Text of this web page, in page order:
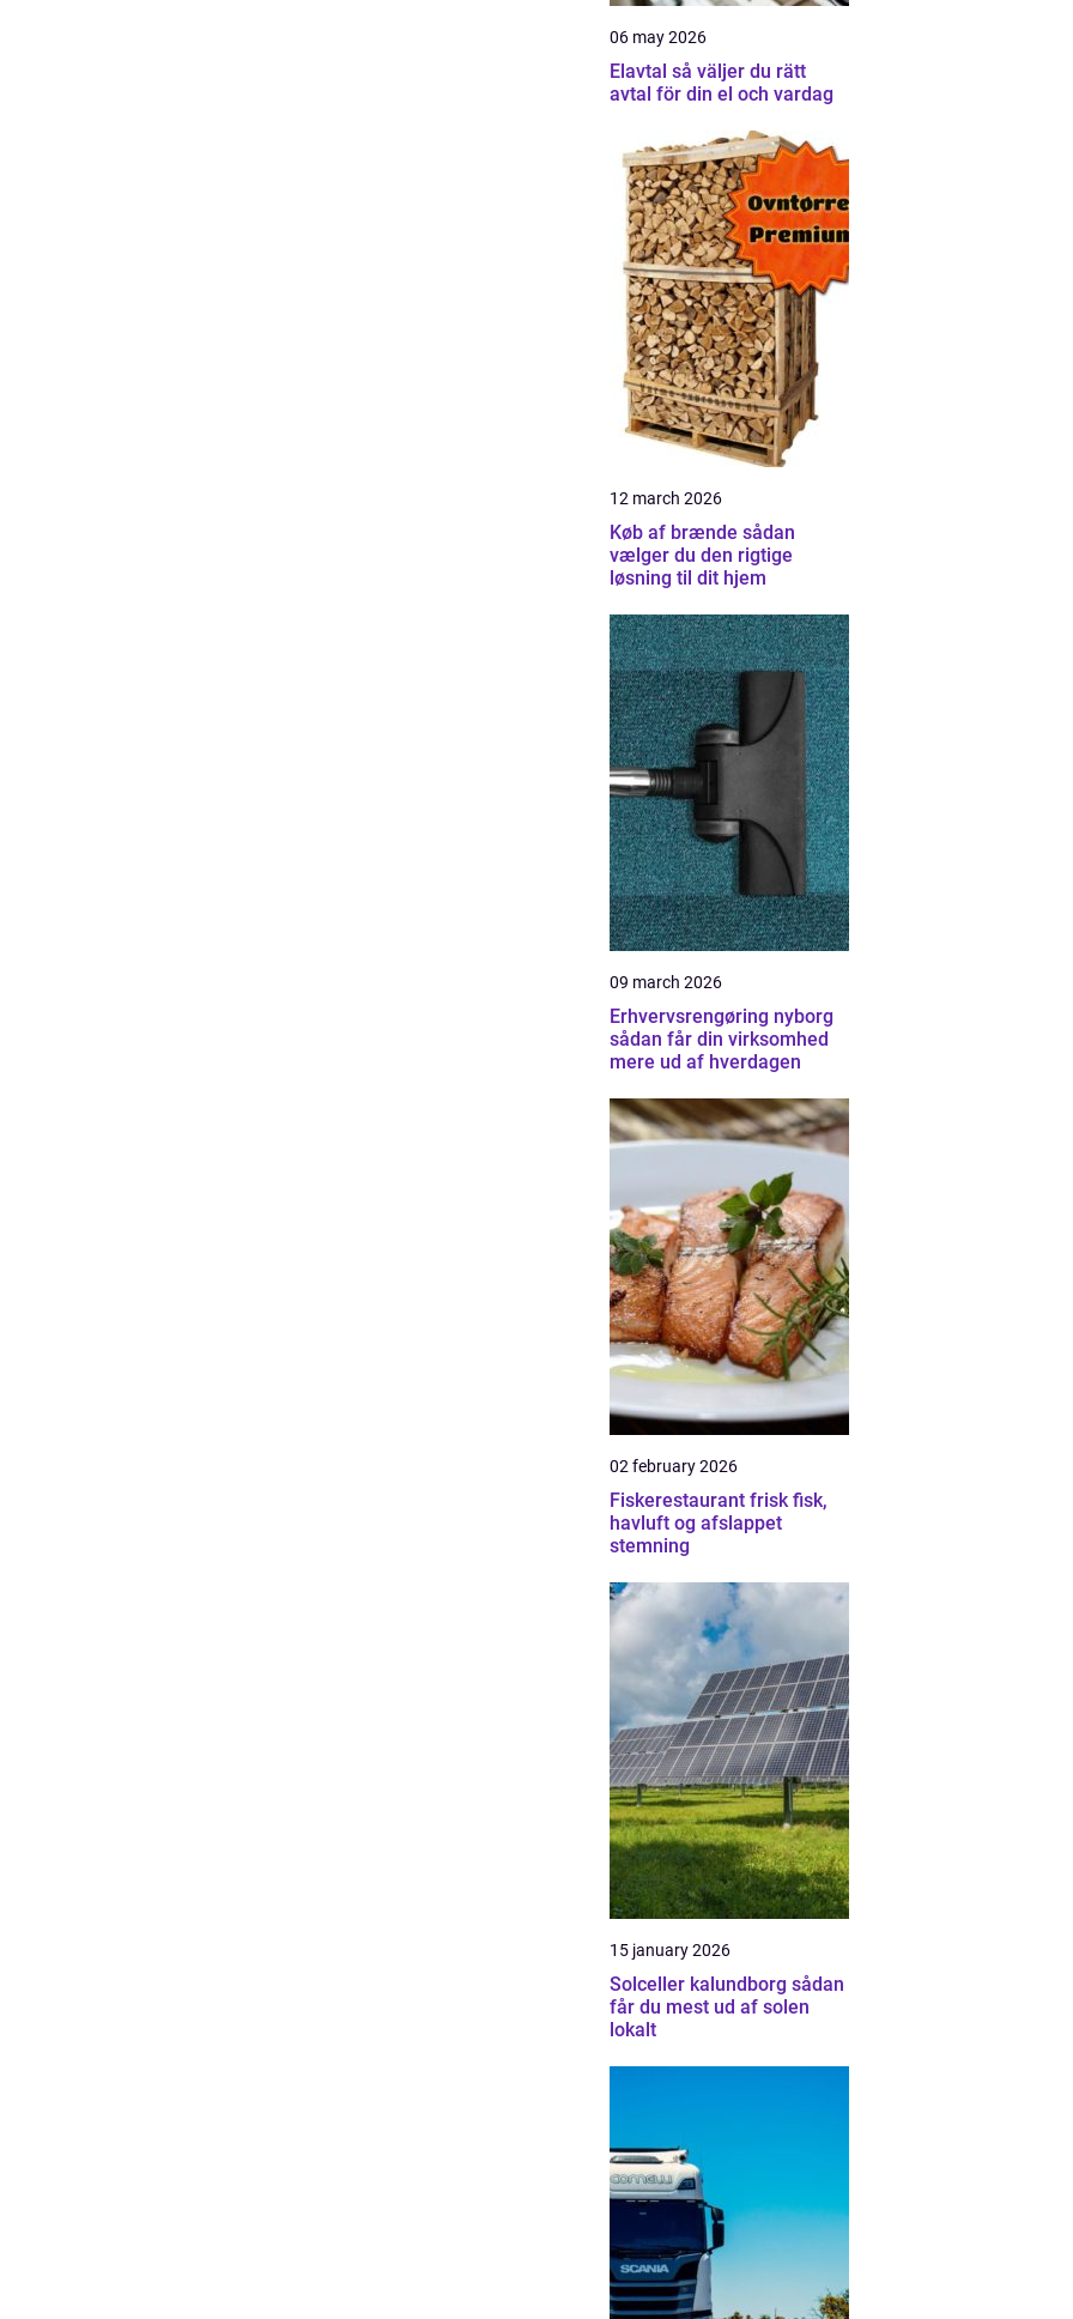
06 may 2026
Elavtal så väljer du rätt
avtal för din el och vardag
12 march 2026
Køb af brænde sådan
vælger du den rigtige
løsning til dit hjem
09 march 2026
Erhvervsrengøring nyborg
sådan får din virksomhed
mere ud af hverdagen
02 february 2026
Fiskerestaurant frisk fisk,
havluft og afslappet
stemning
15 january 2026
Solceller kalundborg sådan
får du mest ud af solen
lokalt